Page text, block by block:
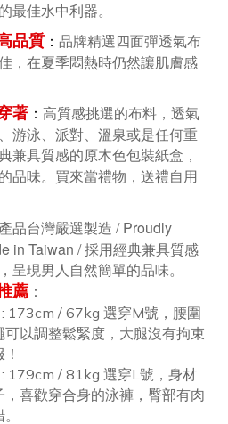
最佳水中利器。
品質 ： 品牌精選四面彈透氣布
，在夏季悶熱時仍然讓肌膚感
著 ： 高質感挑選的布料，透氣
游泳、派對、溫泉或是任何重
兼具質感的原木色包裝紙盒，
品味。 買來當禮物，送禮自用
品台灣嚴選製造 / Proudly
in Taiwan /採用經典兼具質感
呈現男人自然簡單的品味。
薦 ：
173cm / 67kg 選穿M號，腰圍
可以調整鬆緊度，大腿沒有拘束
179cm / 81kg 選穿L號，身材
，喜歡穿合身的泳褲，臀部有肉